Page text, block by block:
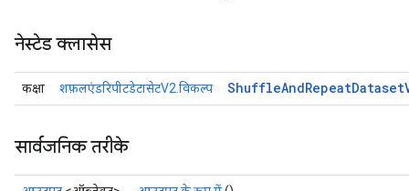
नेस्टेड क्लासेस
कक्षा शफ़लएंडरिपीटडेटासेटV2.विकल्प ShuffleAndRepeatDataset
सार्वजनिक तरीके